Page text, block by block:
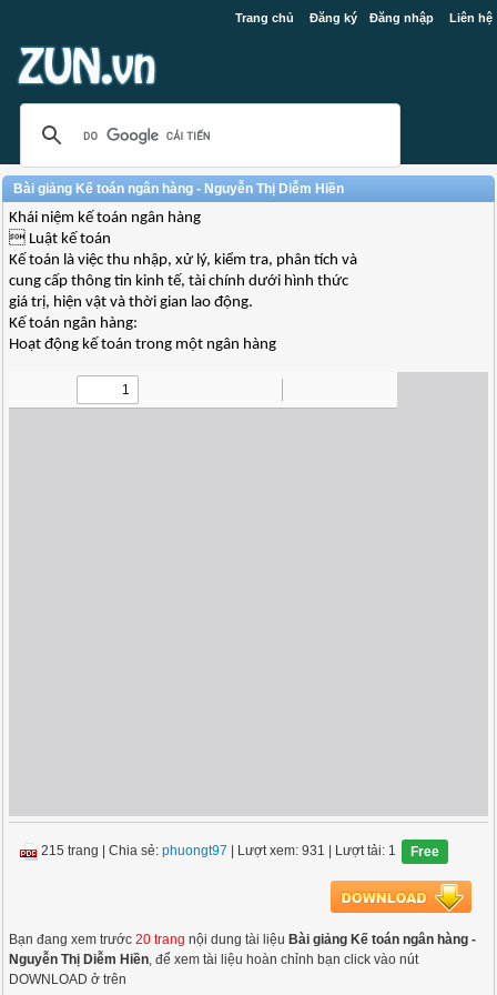
Trang chủ Đăng ký Đăng nhập Liên hệ
Bài giảng Kế toán ngân hàng - Nguyễn Thị Diễm Hiền
Khái niệm kế toán ngân hàng
 Luật kế toán
Kế toán là việc thu nhập, xử lý, kiểm tra, phân tích và
cung cấp thông tin kinh tế, tài chính dưới hình thức
giá trị, hiện vật và thời gian lao động.
Kế toán ngân hàng:
Hoạt động kế toán trong một ngân hàng
215 trang |Chia sẻ:phuongt97 | Lượt xem: 931 | Lượt tải: 1 Free
Bạn đang xem trước20 trang nội dung tài liệu Bài giảng Kế toán ngân hàng -
Nguyễn Thị Diễm Hiền, để xem tài liệu hoàn chỉnh bạn click vào nút
DOWNLOAD ở trên